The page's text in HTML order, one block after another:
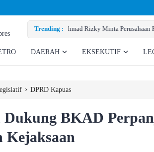
Trending :
DAERAH EKSEKUTIF
› DPRD Kapuas
Dukung BKAD
Kejaksaan